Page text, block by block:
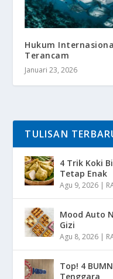
Hukum
Terancam
Januari 23, 2026
TULISAN
4 Trik Koki
Tetap Enak
Agu 9, 2026 |
Mood Auto
Gizi
Agu 8, 2026 |
Top! 4
Tenggara